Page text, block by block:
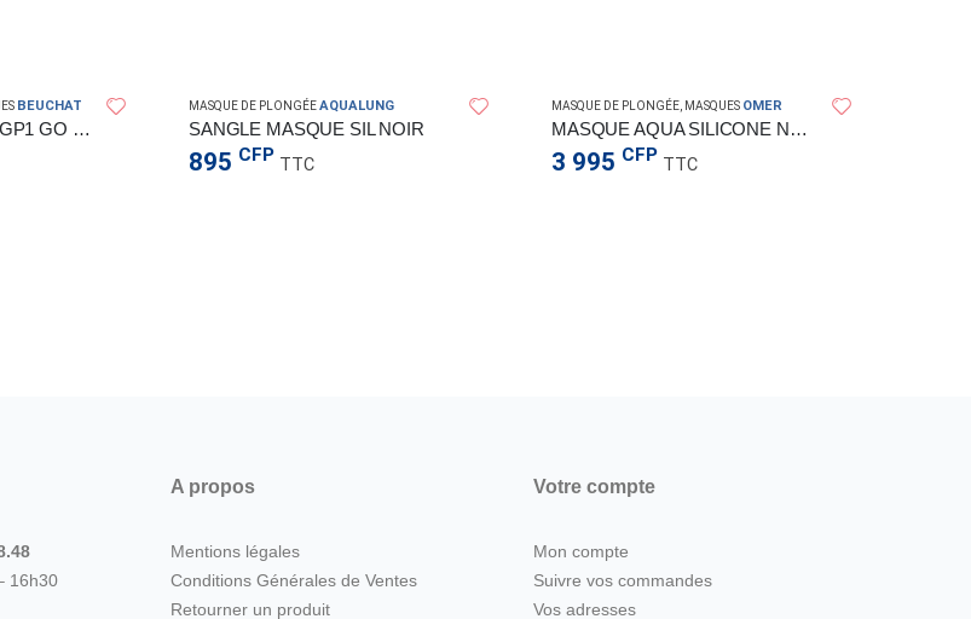
BEUCHAT
MASQUE BEUCHAT GP1 GO PRO
MASQUE DE PLONGÉEAQUALUNG
SANGLE MASQUE SIL NOIR
895 CFP TTC
MASQUE DE PLONGÉE MASQUES OMER
MASQUE AQUA SILICONE NOIR
3 995 CFP TTC
16h30
A propos
Mentions légales
Conditions Générales de Ventes
Retourner un produit
Votre compte
Mon compte
Suivre vos commandes
Vos adresses